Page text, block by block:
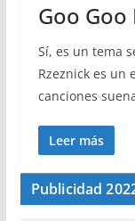
Goo
Sí, es un tema
Rzeznick es un
canciones
Leer más
Publicidad